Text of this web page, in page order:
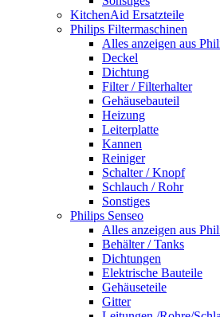
KitchenAid Ersatzteile
Philips Filtermaschinen
Alles anzeigen aus
Deckel
Dichtung
Filter / Filterhalter
Gehäusebauteil
Heizung
Leiterplatte
Kannen
Reiniger
Schalter / Knopf
Schlauch / Rohr
Sonstiges
Philips Senseo
Alles anzeigen aus
Behälter / Tanks
Dichtungen
Elektrische Bauteile
Gehäuseteile
Gitter